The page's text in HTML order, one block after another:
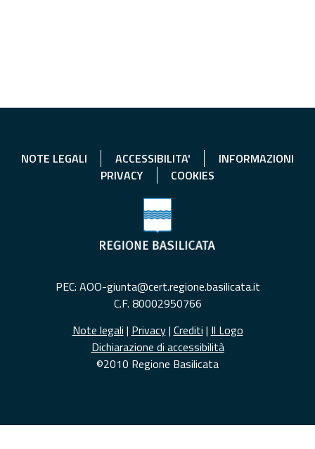
NOTE LEGALI ACCESSIBILITA'
INFORMAZIONI
PRIVACY
COOKIES
PEC: AOO-giunta@cert.regione.basilicata.it
C.F. 80002950766
Note legali | Privacy| Crediti | Il Logo
Dichiarazione di accessibilità
©2010 Regione Basilicata